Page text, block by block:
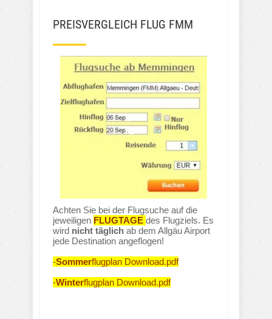
PREISVERGLEICH FLUG FMM
Achten Sie bei der Flugsuche auf die
jeweiligen FLUGTAGE des Flugziels. Es
wird nicht täglich ab dem Allgäu Airport
jede Destination angeflogen!
-Sommerflugplan Download.pdf
-Winterflugplan Download.pdf